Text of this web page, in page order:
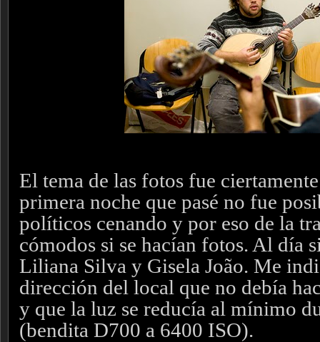
El tema de las fotos fue
primera noche que pasé no fue
políticos cenando y por eso de la
cómodos si se hacían fotos. Al día
Liliana Silva y Gisela João. Me
dirección del local que no debía
y que la luz se reducía al mínimo
(bendita D700 a 6400 ISO).